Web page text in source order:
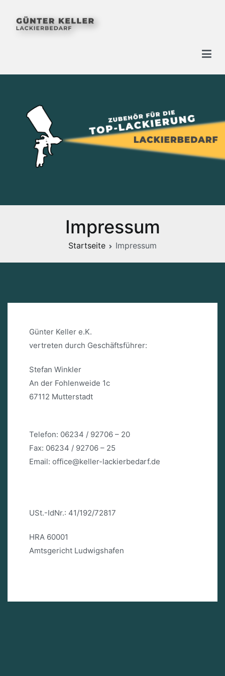
Inhalt
springen
Impressum
Startseite Impressum
Günter Keller e.K.
vertreten durch Geschäftsführer:
Stefan Winkler
An der Fohlenweide 1c
67112 Mutterstadt
Telefon: 06234 / 92706 – 20
Fax: 06234 / 92706 – 25
Email: office@keller-lackierbedarf.de
USt.-IdNr.: 41/192/72817
HRA 60001
Amtsgericht Ludwigshafen